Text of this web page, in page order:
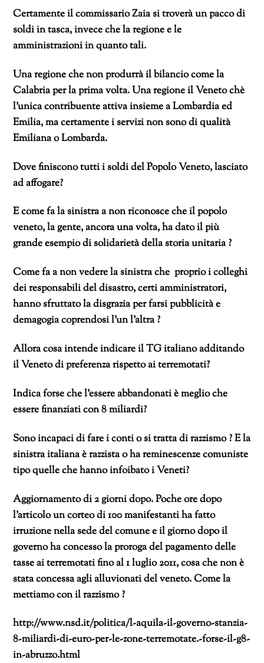
Certamente il commissario Zaia si troverà un pacco di
soldi in tasca, invece che la regione e le
amministrazioni in quanto tali.
Una regione che non produrrà il bilancio come la
Calabria per la prima volta. Una regione il Veneto chè
l’unica contribuente attiva insieme a Lombardia ed
Emilia, ma certamente i servizi non sono di qualità
Emiliana o Lombarda.
Dove finiscono tutti i soldi del Popolo Veneto, lasciato
ad affogare?
E come fa la sinistra a non riconosce che il popolo
veneto, la gente, ancora una volta, ha dato il più
grande esempio di solidarietà della storia unitaria ?
Come fa a non vedere la sinistra che proprio i colleghi
dei responsabili del disastro, certi amministratori,
hanno sfruttato la disgrazia per farsi pubblicità e
demagogia coprendosi l’un l’altra ?
Allora cosa intende indicare il TG italiano additando
il Veneto di preferenza rispetto ai terremotati?
Indica forse che l’essere abbandonati è meglio che
essere finanziati con 8 miliardi?
Sono incapaci di fare i conti o si tratta di razzismo ? E la
sinistra italiana è razzista o ha reminescenze comuniste
tipo quelle che hanno infoibato i Veneti?
Aggiornamento di 2 giorni dopo. Poche ore dopo
l’articolo un corteo di 100 manifestanti ha fatto
irruzione nella sede del comune e il giorno dopo il
governo ha concesso la proroga del pagamento delle
tasse ai terremotati fino al 1 luglio 2011, cosa che non è
stata concessa agli alluvionati del veneto. Come la
mettiamo con il razzismo ?
http://www.nsd.it/politica/l-aquila-il-governo-stanzia-
8-miliardi-di-euro-per-le-zone-terremotate.-forse-il-g8-
in-abruzzo.html